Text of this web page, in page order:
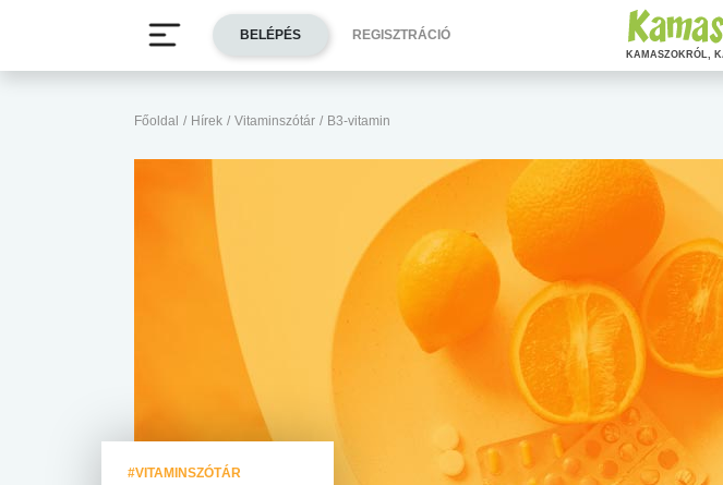
Főoldal / Hírek / Vitaminszótár / B3-vitamin
#VITAMINSZÓTÁR
BELÉPÉS REGISZTRÁCIÓ
KAMASZOKRÓL,